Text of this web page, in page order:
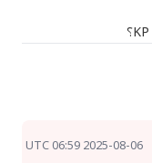
2025-08-06 06:59 UTC